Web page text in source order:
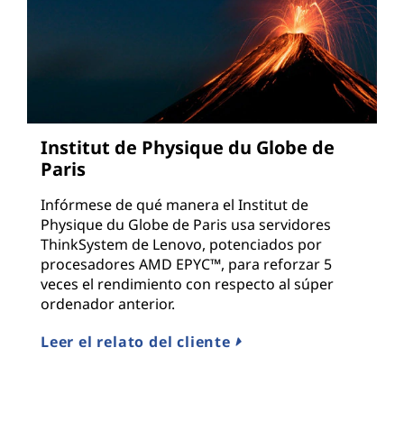
Institut de Physique du Globe de
Paris
Infórmese de qué manera el Institut de
Physique du Globe de Paris usa servidores
ThinkSystem de Lenovo, potenciados por
procesadores AMD EPYC™, para reforzar 5
veces el rendimiento con respecto al súper
ordenador anterior.
Leer el relato del cliente